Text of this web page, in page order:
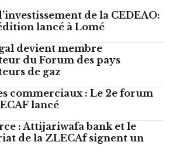
de la CEDEAO:
lancé à Lomé
devient membre
du Forum des pays
de gaz
commerciaux : Le 2e forum
lancé
: Attijariwafa bank et le
de la ZLECAf signent un